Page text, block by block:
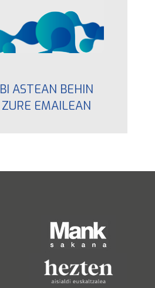
BI ASTEAN BEHIN
ZURE EMAILEAN